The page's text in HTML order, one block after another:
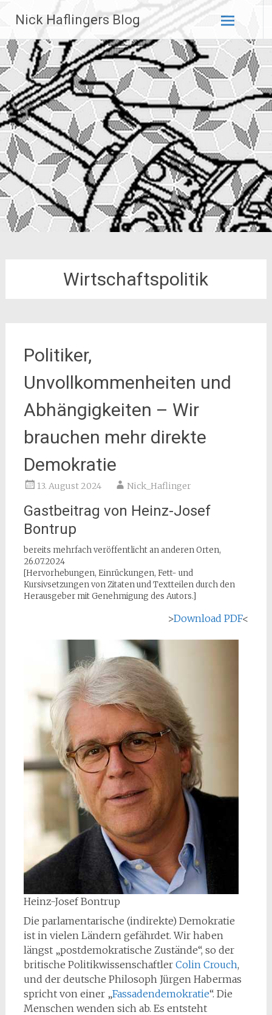
Inhalt
springen
Nick Haflingers Blog
Wirtschaftspolitik
Politiker,
Unvollkommenheiten und
Abhängigkeiten – Wir
brauchen mehr direkte
Demokratie
13. August 2024 Nick_Haflinger
Gastbeitrag von Heinz-Josef
Bontrup
bereits mehrfach veröffentlicht an anderen Orten,
26.07.2024
[Hervorhebungen, Einrückungen, Fett- und
Kursivsetzungen von Zitaten und Textteilen durch den
Herausgeber mit Genehmigung des Autors.]
>Download PDF<
Heinz-Josef Bontrup
Die parlamentarische (indirekte) Demokratie
ist in vielen Ländern gefährdet. Wir haben
längst „postdemokratische Zustände“, so der
britische Politikwissenschaftler Colin Crouch,
und der deutsche Philosoph Jürgen Habermas
spricht von einer „Fassadendemokratie“. Die
Menschen wenden sich ab. Es entsteht